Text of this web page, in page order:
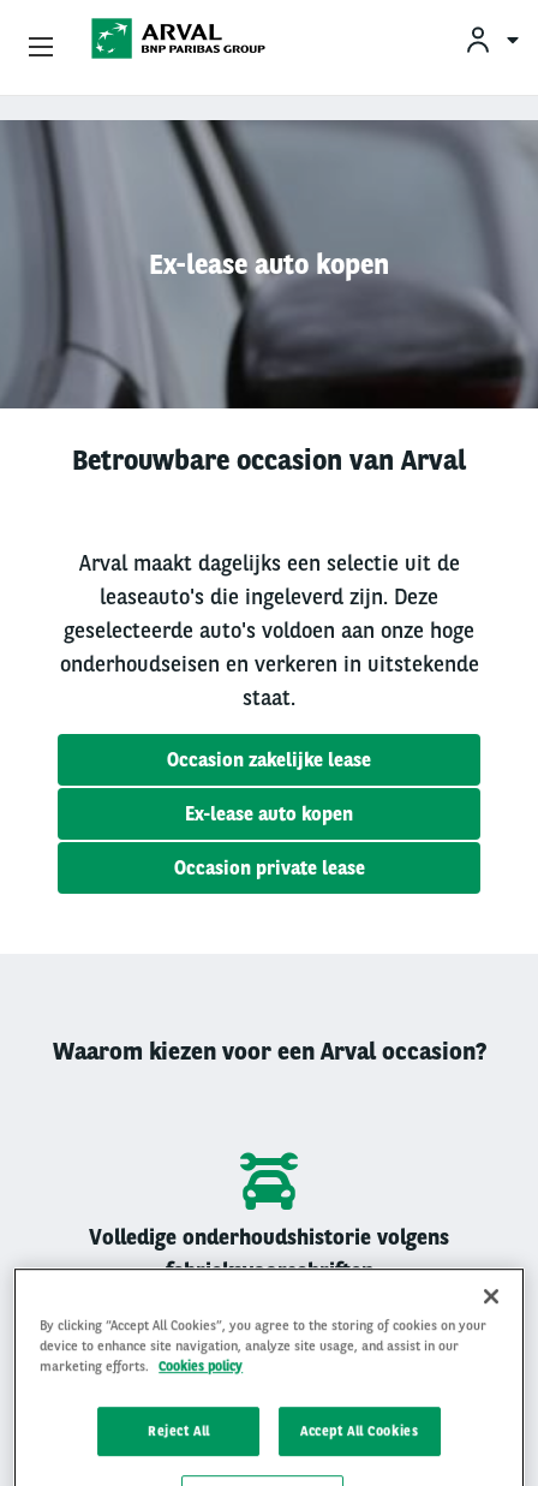
Overslaan en naar de inhoud gaan
Ex-lease auto kopen
Betrouwbare occasion van Arval
Arval maakt dagelijks een selectie uit de
leaseauto's die ingeleverd zijn. Deze
geselecteerde auto's voldoen aan onze hoge
onderhoudseisen en verkeren in uitstekende
staat.
Occasion zakelijke lease
Ex-lease auto kopen
Occasion private lease
Waarom kiezen voor een Arval occasion?
Volledige onderhoudshistorie volgens
fabrieksvoorschriften
Gemiddelde beoordeling van 4,9 op 5
Zakelijk Leasen
Klantenservice
By clicking “Accept All Cookies”, you agree to the storing of cookies on your
device to enhance site navigation, analyze site usage, and assist in our
marketing efforts.
Cookies policy
Reject All Accept All Cookies